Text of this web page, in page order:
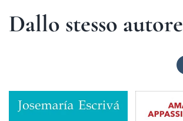
Dallo stesso autore